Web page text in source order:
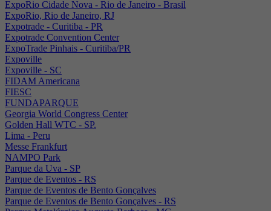
ExpoRio Cidade Nova - Rio de Janeiro - Brasil
ExpoRio, Rio de Janeiro, RJ
Expotrade - Curitiba - PR
Expotrade Convention Center
ExpoTrade Pinhais - Curitiba/PR
Expoville
Expoville - SC
FIDAM Americana
FIESC
FUNDAPARQUE
Georgia World Congress Center
Golden Hall WTC - SP.
Lima - Peru
Messe Frankfurt
NAMPO Park
Parque da Uva - SP
Parque de Eventos - RS
Parque de Eventos de Bento Gonçalves
Parque de Eventos de Bento Gonçalves - RS